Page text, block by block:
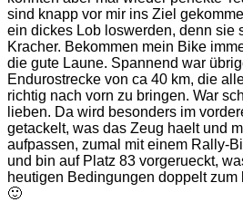
sind knapp vor mir ins Ziel
ein dickes Lob loswerden, denn sie
Kracher. Bekommen mein Bike
die gute Laune. Spannend war
Endurostrecke von ca 40 km, die
richtig nach vorn zu bringen. War
lieben. Da wird besonders im
getackelt, was das Zeug haelt und
aufpassen, zumal mit einem Rally-
und bin auf Platz 83 vorgerueckt,
heutigen Bedingungen doppelt zum
🙂